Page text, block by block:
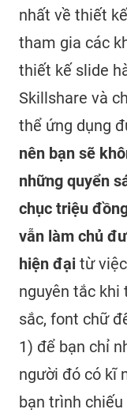
nhất về thiết
tham gia các
thiết kế slide
Skillshare và
thể ứng dụng
nên bạn sẽ
những quyển
chục triệu
vẫn làm chủ
hiện đại từ
nguyên tắc khi
sắc, font chữ
1) để bạn chỉ
người đó có kĩ
bạn trình